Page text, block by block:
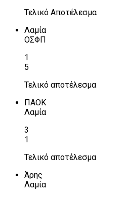
Τελικό Αποτέλεσμα
Λαμία
ΟΣΦΠ
1
5
Τελικό αποτέλεσμα
ΠΑΟΚ
Λαμία
3
1
Τελικό αποτέλεσμα
Άρης
Λαμία